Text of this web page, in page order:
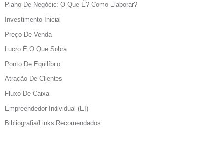
Plano De Negócio: O Que É? Como Elaborar?
Investimento Inicial
Preço De Venda
Lucro É O Que Sobra
Ponto De Equilíbrio
Atração De Clientes
Fluxo De Caixa
Empreendedor Individual (EI)
Bibliografia/Links Recomendados